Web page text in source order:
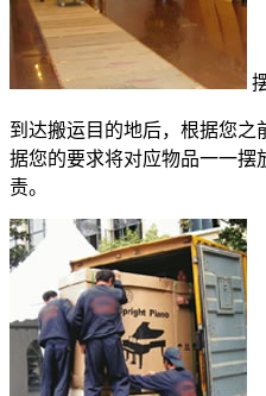
到达搬运目的地后，根据您之
据您的要求将对应物品一一摆
责。